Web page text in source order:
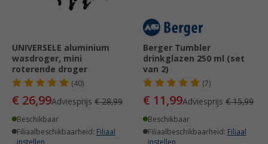
UNIVERSELE aluminium
wasdroger, mini
roterende droger
(40)
€ 26,99Adviesprijs € 28,99
Beschikbaar
Filiaalbeschikbaarheid: Filiaal
instellen
Berger Tumbler
drinkglazen 250 ml (set
van 2)
(7)
€ 11,99Adviesprijs € 15,99
Beschikbaar
Filiaalbeschikbaarheid: Filiaal
instellen